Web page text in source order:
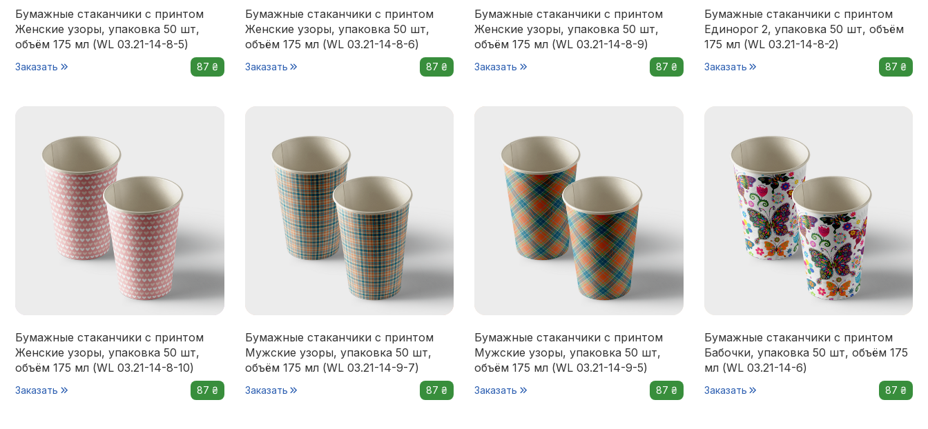
Бумажные стаканчики с принтом
Женские узоры, упаковка 50 шт,
объём 175 мл (WL 03.21-14-8-5)
Заказать 87 ₴
Бумажные стаканчики с принтом
Женские узоры, упаковка 50 шт,
объём 175 мл (WL 03.21-14-8-6)
Заказать 87 ₴
Бумажные стаканчики с принтом
Женские узоры, упаковка 50 шт,
объём 175 мл (WL 03.21-14-8-9)
Заказать 87 ₴
Бумажные стаканчики с принтом
Единорог 2, упаковка 50 шт, объём
175 мл (WL 03.21-14-8-2)
Заказать 87 ₴
Бумажные стаканчики с принтом
Женские узоры, упаковка 50 шт,
объём 175 мл (WL 03.21-14-8-10)
Заказать 87 ₴
Бумажные стаканчики с принтом
Мужские узоры, упаковка 50 шт,
объём 175 мл (WL 03.21-14-9-7)
Заказать 87 ₴
Бумажные стаканчики с принтом
Мужские узоры, упаковка 50 шт,
объём 175 мл (WL 03.21-14-9-5)
Заказать 87 ₴
Бумажные стаканчики с принтом
Бабочки, упаковка 50 шт, объём 175
мл (WL 03.21-14-6)
Заказать 87 ₴